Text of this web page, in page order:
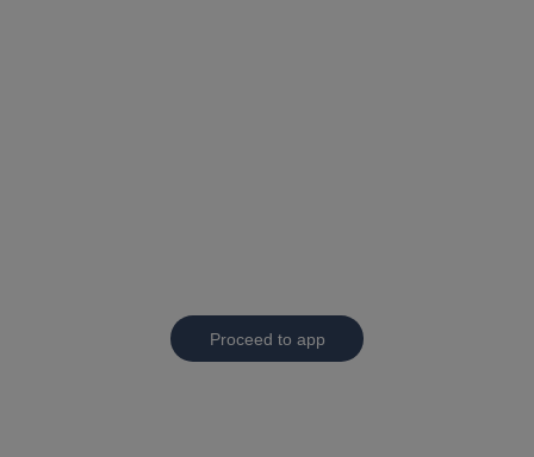
Proceed to app